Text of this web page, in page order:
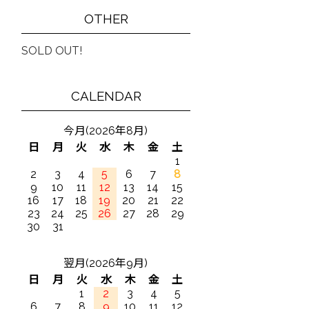
OTHER
SOLD OUT!
CALENDAR
今月(2026年8月)
日
月 火 水 木 金
土
1
2
3 4 5 6 7
8
9
10 11 12 13 14
15
16
17 18 19 20 21
22
23
24 25 26 27 28
29
30
31
翌月(2026年9月)
日
月 火 水 木 金
土
1
2 3 4
5